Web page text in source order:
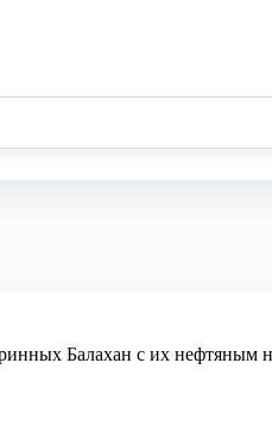
Балахан с их